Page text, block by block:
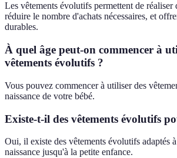
Les vêtements évolutifs permettent de réaliser
réduire le nombre d'achats nécessaires, et
durables.
À quel âge peut-on commencer à
vêtements évolutifs ?
Vous pouvez commencer à utiliser des
naissance de votre bébé.
Existe-t-il des vêtements évolutifs
Oui, il existe des vêtements évolutifs adaptés
naissance jusqu'à la petite enfance.